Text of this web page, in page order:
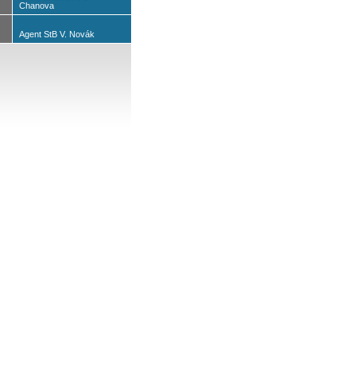
Chanova
Agent StB V. Novák